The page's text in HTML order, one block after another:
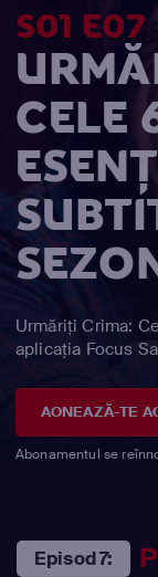
S01 E07
CELE
Urmăriți Crima:
aplicația Focus
AONEAZĂ-TE
Abonamentul se
Episod 7: